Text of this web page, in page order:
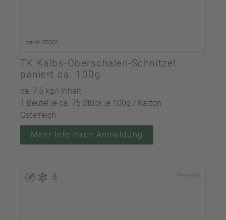
Art-Nr. 50302
TK Kalbs-Oberschalen-Schnitzel
paniert ca. 100g
ca. 7,5 kg/l Inhalt
1 Beutel je ca. 75 Stück je 100g / Karton
Österreich
Mehr Info nach Anmeldung